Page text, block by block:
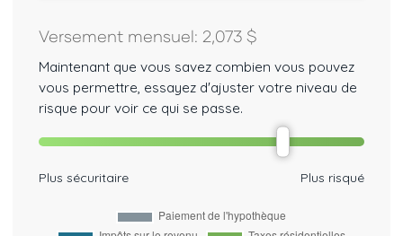
Versement mensuel: 2,073 $
Maintenant que vous savez combien vous pouvez
vous permettre, essayez d'ajuster votre niveau de
risque pour voir ce qui se passe.
Plus sécuritaire Plus risqué